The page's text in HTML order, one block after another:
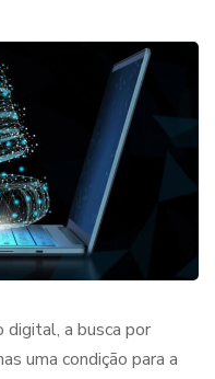
digital, a busca por
uma condição para a